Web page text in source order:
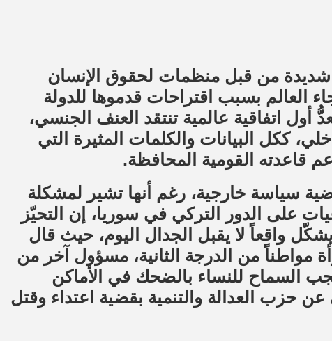
من قبل منظمات لحقوق الإنسان
العالم بسبب اقتراحات قدموها للدولة
أول اتفاقية عالمية تنتقد العنف الجنسي،
ككل البيانات والكلمات المثيرة التي
قاعدته القومية المحافظة.
سياسة خارجية، رغم أنها تشير لمشكلة
على الدور التركي في سوريا، إن التحيّز
واقعاً لا يقبل الجدال اليوم، حيث قال
مواطناً من الدرجة الثانية، مسؤول آخر من
يجب السماح للنساء بالضحك في الأماكن
عن حزب العدالة والتنمية بقضية اعتداء وقتل